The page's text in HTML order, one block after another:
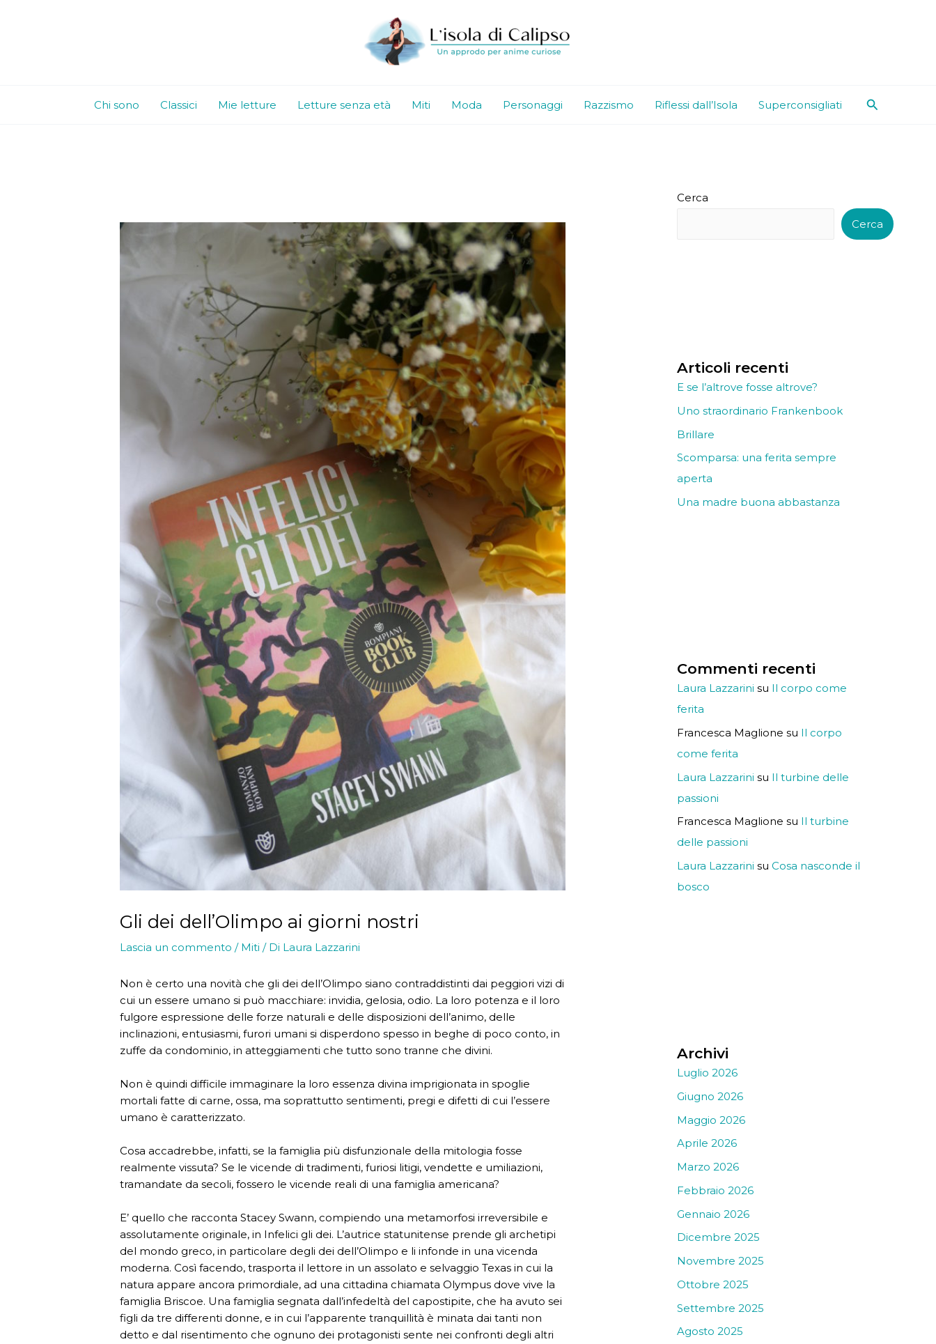
Chi sono Classici Mie letture Letture senza età Miti Moda Personaggi Razzismo Riflessi dall’Isola Superconsigliati Cerca
Gli dei dell’Olimpo ai giorni nostri
Lascia un commento / Miti / Di Laura Lazzarini
Non è certo una novità che gli dei dell’Olimpo siano contraddistinti dai peggiori vizi di
cui un essere umano si può macchiare: invidia, gelosia, odio. La loro potenza e il loro
fulgore espressione delle forze naturali e delle disposizioni dell’animo, delle
inclinazioni, entusiasmi, furori umani si disperdono spesso in beghe di poco conto, in
zuffe da condominio, in atteggiamenti che tutto sono tranne che divini.
Non è quindi difficile immaginare la loro essenza divina imprigionata in spoglie
mortali fatte di carne, ossa, ma soprattutto sentimenti, pregi e difetti di cui l’essere
umano è caratterizzato.
Cosa accadrebbe, infatti, se la famiglia più disfunzionale della mitologia fosse
realmente vissuta? Se le vicende di tradimenti, furiosi litigi, vendette e umiliazioni,
tramandate da secoli, fossero le vicende reali di una famiglia americana?
E’ quello che racconta Stacey Swann, compiendo una metamorfosi irreversibile e
assolutamente originale, in Infelici gli dei. L’autrice statunitense prende gli archetipi
del mondo greco, in particolare degli dei dell’Olimpo e li infonde in una vicenda
moderna. Così facendo, trasporta il lettore in un assolato e selvaggio Texas in cui la
natura appare ancora primordiale, ad una cittadina chiamata Olympus dove vive la
famiglia Briscoe. Una famiglia segnata dall’infedeltà del capostipite, che ha avuto sei
figli da tre differenti donne, e in cui l’apparente tranquillità è minata dai tanti non
detto e dal risentimento che ognuno dei protagonisti sente nei confronti degli altri
Cerca
Cerca
Articoli recenti
E se l’altrove fosse altrove?
Uno straordinario Frankenbook
Brillare
Scomparsa: una ferita sempre
aperta
Una madre buona abbastanza
Commenti recenti
Laura Lazzarini su Il corpo come
ferita
Francesca Maglione su Il corpo
come ferita
Laura Lazzarini su Il turbine delle
passioni
Francesca Maglione su Il turbine
delle passioni
Laura Lazzarini su Cosa nasconde il
bosco
Archivi
Luglio 2026
Giugno 2026
Maggio 2026
Aprile 2026
Marzo 2026
Febbraio 2026
Gennaio 2026
Dicembre 2025
Novembre 2025
Ottobre 2025
Settembre 2025
Agosto 2025